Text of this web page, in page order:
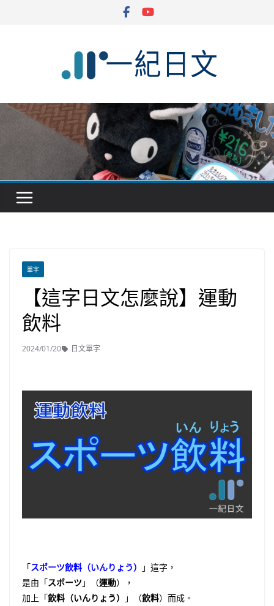
單字
【這字日文怎麼說】運動
飲料
2024/01/20 日文單字
「スポーツ飲料（いんりょう）
」這字，
是由「スポーツ」（運動），
加上「飲料（いんりょう） 」（飲料）而成。